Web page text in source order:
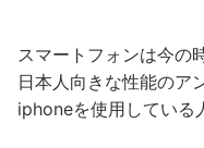
スマートフォンは今の
日本人向きな性能のア
iphoneを使用している